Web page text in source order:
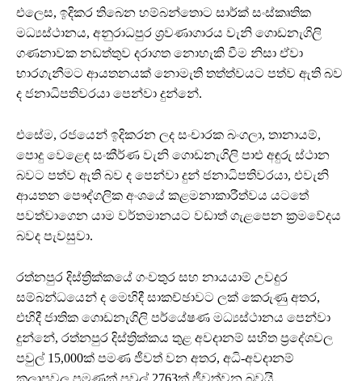
එලෙස, ඉදිකර තිබෙන හම්බන්තොට සාර්ක් සංස්කෘතික
මධ්‍යස්ථානය, අනුරාධපුර ශ්‍රවණාගාරය වැනි ගොඩනැගිලි
ගණනාවක නඩත්තුව දරාගත නොහැකි වීම නිසා ඒවා
භාරගැනීමට ආයතනයක් නොමැති තත්ත්වයට පත්ව ඇති බව
ද ජනාධිපතිවරයා පෙන්වා දුන්නේ.
එසේම, රජයෙන් ඉදිකරන ලද සංචාරක බංගලා, තානායම්,
පොදු වෙළෙඳ සංකීර්ණ වැනි ගොඩනැගිලි පාළු අඳුරු ස්ථාන
බවට පත්ව ඇති බව ද පෙන්වා දුන් ජනාධිපතිවරයා, එවැනි
ආයතන පෞද්ගලික අංශයේ කළමනාකාරීත්වය යටතේ
පවත්වාගෙන යාම වර්තමානයට වඩාත් ගැළපෙන ක්‍රමවේදය
බවද පැවසුවා.
රත්නපුර දිස්ත්‍රික්කයේ ගංවතුර සහ නායයාම් උවදුර
සම්බන්ධයෙන් ද මෙහිදී සාකච්ඡාවට ලක් කෙරුණු අතර,
එහිදී ජාතික ගොඩනැගිලි පර්යේෂණ මධ්‍යස්ථානය පෙන්වා
දුන්නේ, රත්නපුර දිස්ත්‍රික්කය තුළ අවදානම් සහිත ප්‍රදේශවල
පවුල් 15,000ක් පමණ ජීවත් වන අතර, අධි-අවදානම්
කලාපවල පමණක් පවුල් 2763ක් ජීවත්වන බවයි.